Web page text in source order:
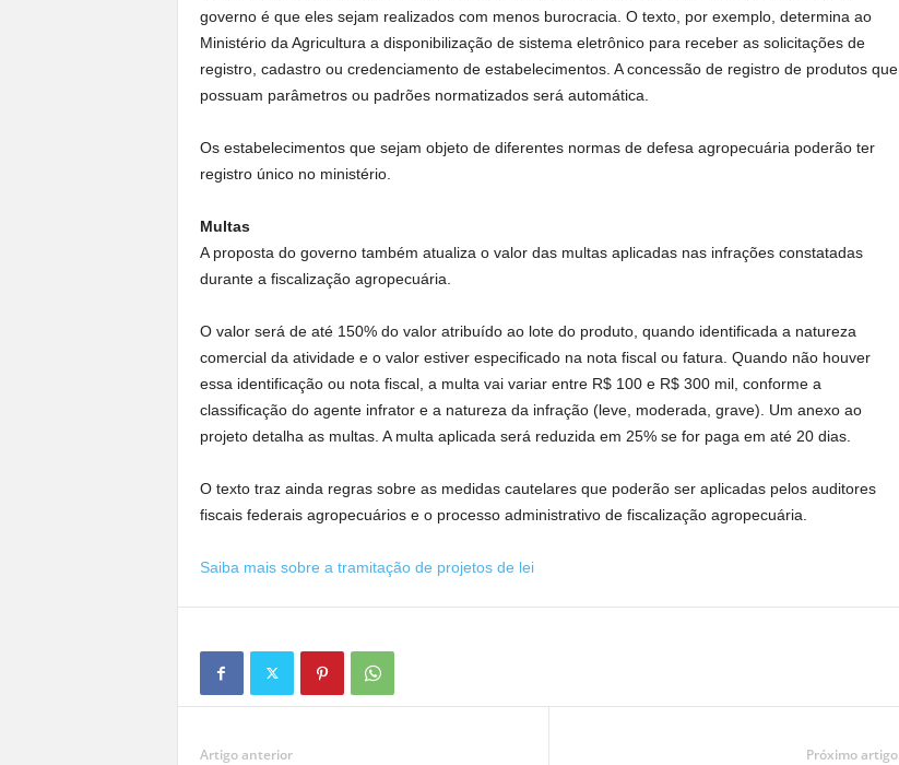
governo é que eles sejam realizados com menos burocracia. O texto, por exemplo, determina ao
Ministério da Agricultura a disponibilização de sistema eletrônico para receber as solicitações de
registro, cadastro ou credenciamento de estabelecimentos. A concessão de registro de produtos que
possuam parâmetros ou padrões normatizados será automática.
Os estabelecimentos que sejam objeto de diferentes normas de defesa agropecuária poderão ter
registro único no ministério.
Multas
A proposta do governo também atualiza o valor das multas aplicadas nas infrações constatadas
durante a fiscalização agropecuária.
O valor será de até 150% do valor atribuído ao lote do produto, quando identificada a natureza
comercial da atividade e o valor estiver especificado na nota fiscal ou fatura. Quando não houver
essa identificação ou nota fiscal, a multa vai variar entre R$ 100 e R$ 300 mil, conforme a
classificação do agente infrator e a natureza da infração (leve, moderada, grave). Um anexo ao
projeto detalha as multas. A multa aplicada será reduzida em 25% se for paga em até 20 dias.
O texto traz ainda regras sobre as medidas cautelares que poderão ser aplicadas pelos auditores
fiscais federais agropecuários e o processo administrativo de fiscalização agropecuária.
Saiba mais sobre a tramitação de projetos de lei
Artigo anterior Próximo artigo